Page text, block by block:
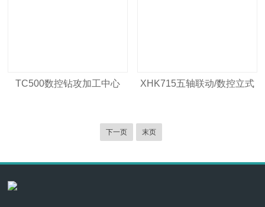
TC500数控钻攻加工中心 XHK715五轴联动/数控立式
下一页 末页